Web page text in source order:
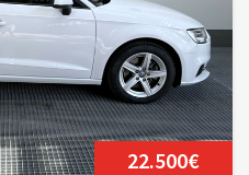
22.500€